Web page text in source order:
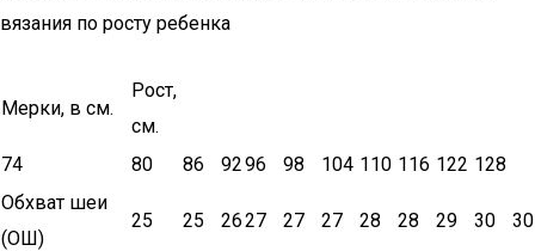
вязания по росту ребенка
Мерки, в см.
Рост,
см.
74
80 86 9296 98 104 110 116 122 128
Обхват шеи
(ОШ)
25 25 2627 27 27 28 28 29 30 30